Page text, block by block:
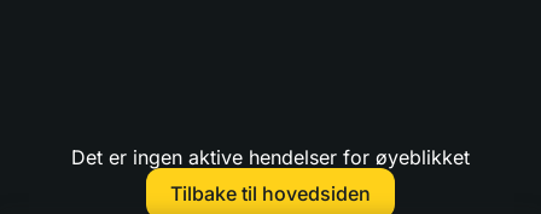
Det er ingen aktive hendelser for øyeblikket
Tilbake til hovedsiden